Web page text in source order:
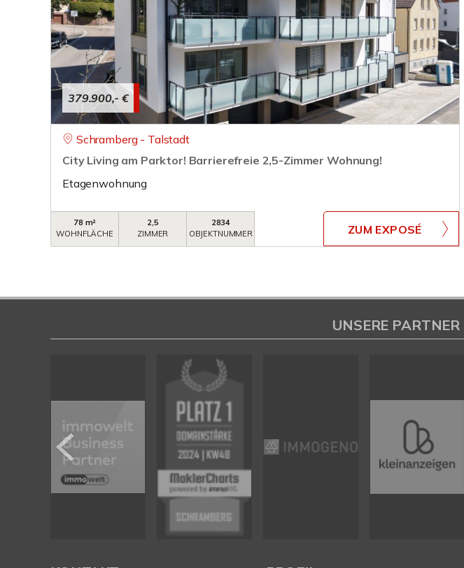
379.900,- €
Schramberg - Talstadt
City Living am Parktor! Barrierefreie 2,5-Zimmer Wohnung!
Etagenwohnung
78 m²
WOHNFLÄCHE
2,5
ZIMMER
2834
OBJEKTNUMMER
ZUM EXPOSÉ
UNSERE